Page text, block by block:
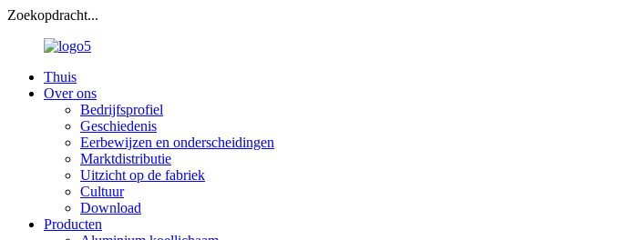
Zoekopdracht...
Thuis
Over ons
Bedrijfsprofiel
Geschiedenis
Eerbewijzen en onderscheidingen
Marktdistributie
Uitzicht op de fabriek
Cultuur
Download
Producten